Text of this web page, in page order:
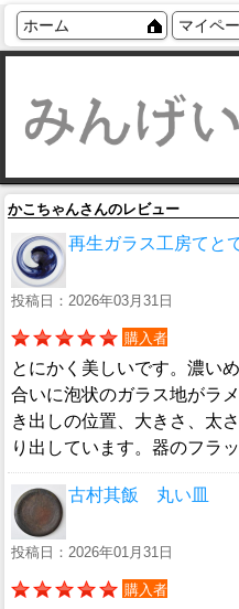
ホーム マイペ
かこちゃんさんのレビュー
再生ガラス工房て
投稿日：2026年03月31日
購入者
とにかく美しいです。濃い
合いに泡状のガラス地がラ
き出しの位置、大きさ、太
り出しています。器のフラ
古村其飯 丸い皿
投稿日：2026年01月31日
購入者